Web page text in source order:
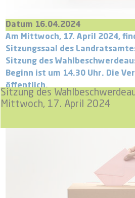
Sitzung des
Mittwoch, 17. April 2024
Datum 16.04.2024
Am Mittwoch, 17. April 2024,
Sitzungssaal des
Sitzung des
Beginn ist um 14.30 Uhr. Die
öffentlich.